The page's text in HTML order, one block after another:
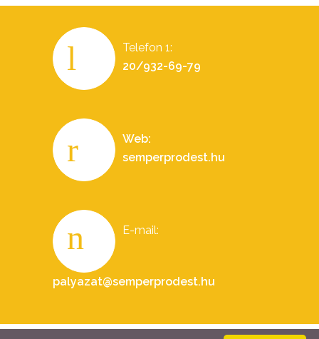
Telefon 1:
20/932-69-79
Web:
semperprodest.hu
E-mail:
palyazat@semperprodest.hu